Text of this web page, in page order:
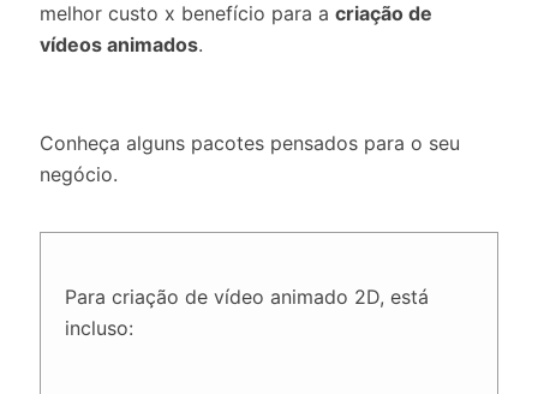
melhor custo x benefício para a criação de
vídeos animados.
Conheça alguns pacotes pensados para o seu
negócio.
Para criação de vídeo animado 2D, está
incluso: